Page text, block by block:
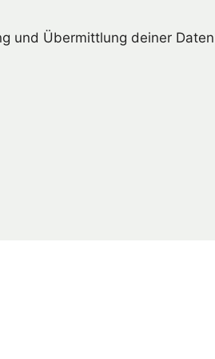
und Übermittlung deiner